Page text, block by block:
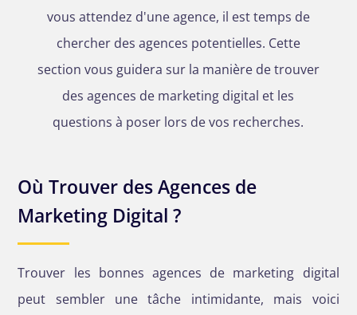
vous attendez d'une agence, il est temps de
chercher des agences potentielles. Cette
section vous guidera sur la manière de trouver
des agences de marketing digital et les
questions à poser lors de vos recherches.
Où Trouver des Agences de
Marketing Digital ?
Trouver les bonnes agences de marketing digital
peut sembler une tâche intimidante, mais voici